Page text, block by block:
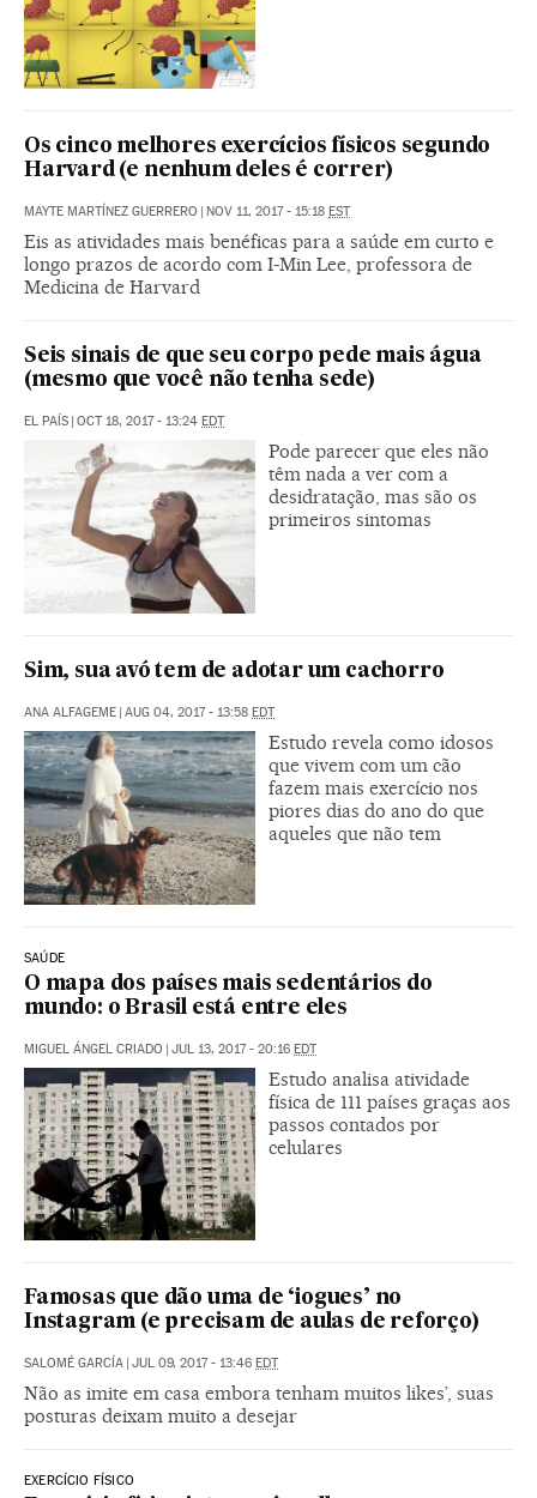
Os cinco melhores exercícios físicos segundo
Harvard (e nenhum deles é correr)
MAYTE MARTÍNEZ GUERRERO | NOV 11, 2017 - 15:18 EST
Eis as atividades mais benéficas para a saúde em curto e
longo prazos de acordo com I-Min Lee, professora de
Medicina de Harvard
Seis sinais de que seu corpo pede mais água
(mesmo que você não tenha sede)
EL PAÍS | OCT 18, 2017 - 13:24 EDT
Pode parecer que eles não
têm nada a ver com a
desidratação, mas são os
primeiros sintomas
Sim, sua avó tem de adotar um cachorro
ANA ALFAGEME | AUG 04, 2017 - 13:58 EDT
Estudo revela como idosos
que vivem com um cão
fazem mais exercício nos
piores dias do ano do que
aqueles que não tem
SAÚDE
O mapa dos países mais sedentários do
mundo: o Brasil está entre eles
MIGUEL ÁNGEL CRIADO | JUL 13, 2017 - 20:16 EDT
Estudo analisa atividade
física de 111 países graças aos
passos contados por
celulares
Famosas que dão uma de ‘iogues’ no
Instagram (e precisam de aulas de reforço)
SALOMÉ GARCÍA JUL 09, 2017 - 13:46 EDT
Não as imite em casa embora tenham muitos likes’, suas
posturas deixam muito a desejar
EXERCÍCIO FÍSICO